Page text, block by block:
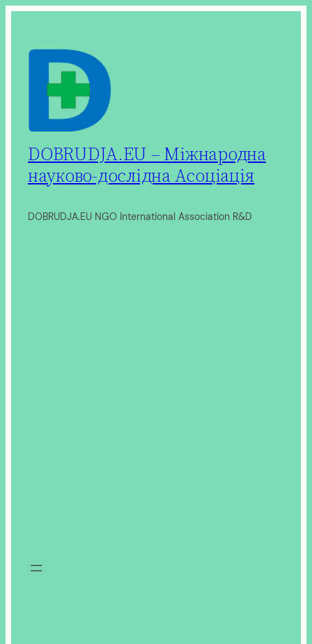
вмісту
DOBRUDJA.EU – Міжнародна
науково-дослідна Асоціація
DOBRUDJA.EU NGO International Association R&D